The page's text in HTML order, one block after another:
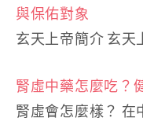
與保佑對象
玄天上帝簡介 玄
腎虛中藥怎麼吃？
腎虛會怎麼樣？